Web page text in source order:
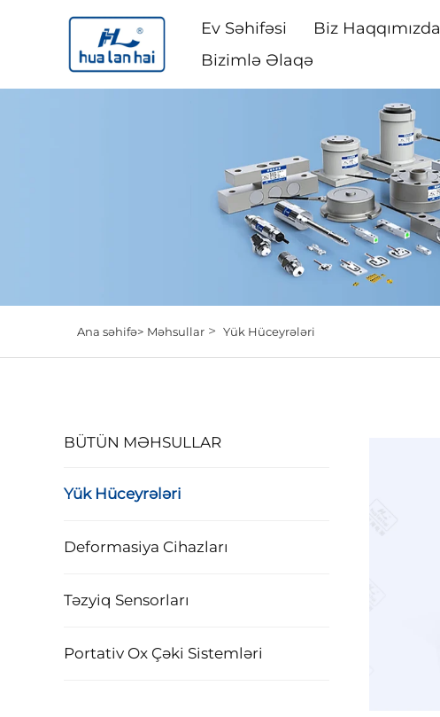
Ev Səhifəsi Biz Haqqımızda
Bizimlə Əlaqə
Ana səhifə> Məhsullar > Yük Hüceyrələri
BÜTÜN MƏHSULLAR
Yük Hüceyrələri
Deformasiya Cihazları
Təzyiq Sensorları
Portativ Ox Çəki Sistemləri